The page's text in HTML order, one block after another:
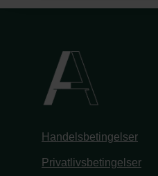
Handelsbetingelser
Privatlivsbetingelser